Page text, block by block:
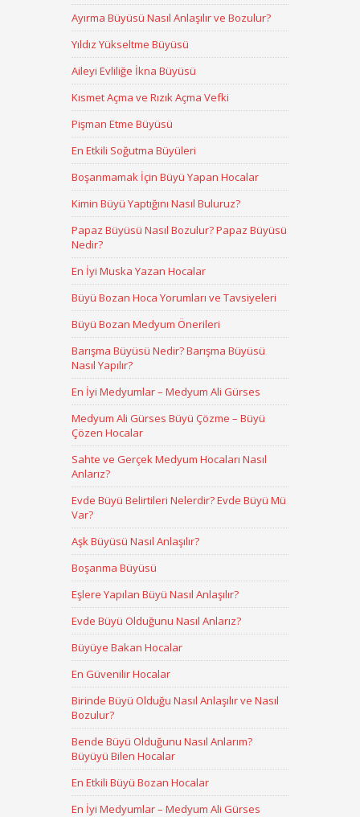
Ayırma Büyüsü Nasıl Anlaşılır ve Bozulur?
Yıldız Yükseltme Büyüsü
Aileyi Evliliğe İkna Büyüsü
Kısmet Açma ve Rızık Açma Vefki
Pişman Etme Büyüsü
En Etkili Soğutma Büyüleri
Boşanmamak İçin Büyü Yapan Hocalar
Kimin Büyü Yaptığını Nasıl Buluruz?
Papaz Büyüsü Nasıl Bozulur? Papaz Büyüsü
Nedir?
En İyi Muska Yazan Hocalar
Büyü Bozan Hoca Yorumları ve Tavsiyeleri
Büyü Bozan Medyum Önerileri
Barışma Büyüsü Nedir? Barışma Büyüsü
Nasıl Yapılır?
En İyi Medyumlar – Medyum Ali Gürses
Medyum Ali Gürses Büyü Çözme – Büyü
Çözen Hocalar
Sahte ve Gerçek Medyum Hocaları Nasıl
Anlarız?
Evde Büyü Belirtileri Nelerdir? Evde Büyü Mü
Var?
Aşk Büyüsü Nasıl Anlaşılır?
Boşanma Büyüsü
Eşlere Yapılan Büyü Nasıl Anlaşılır?
Evde Büyü Olduğunu Nasıl Anlarız?
Büyüye Bakan Hocalar
En Güvenilir Hocalar
Birinde Büyü Olduğu Nasıl Anlaşılır ve Nasıl
Bozulur?
Bende Büyü Olduğunu Nasıl Anlarım?
Büyüyü Bilen Hocalar
En Etkili Büyü Bozan Hocalar
En İyi Medyumlar – Medyum Ali Gürses